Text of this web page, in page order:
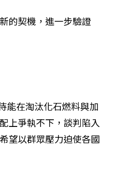
的契機，進一步驗證
能在淘汰化石燃料與加
上爭執不下，談判陷入
望以群眾壓力迫使各國